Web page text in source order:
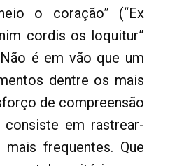
o coração” (“Ex
cordis os loquitur”
é em vão que um
dentre os mais
de compreensão
em rastrear-
frequentes. Que